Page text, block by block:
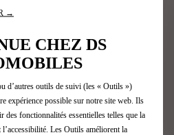
→
CHEZ DS
d’autres outils de suivi (les « Outils »)
expérience possible sur notre site web. Ils
des fonctionnalités essentielles telles que la
l’accessibilité. Les Outils améliorent la